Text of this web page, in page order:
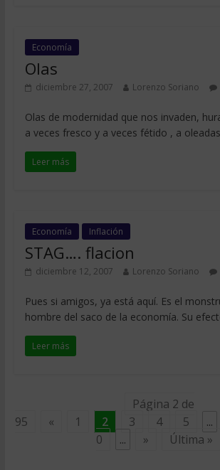
Economía
Olas
diciembre 27, 2007 Lorenzo Soriano
Olas de modernidad que nos invaden,
a veces fresco y a veces fétido , a
Leer más
Economía Inflación
STAG…. flacion
diciembre 12, 2007 Lorenzo Soriano
Pues si amigos, ya está aquí. Es el
hombre del saco de la economía. Su
Leer más
Página 2 de
95
« 1 2 3 4 5 ...
0
... » Última »